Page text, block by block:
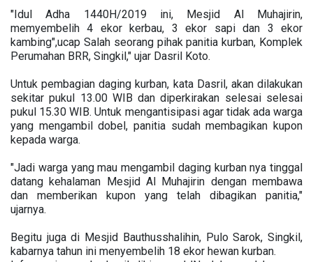
"Idul Adha 1440H/2019 ini, Mesjid Al Muhajirin,
memyembelih 4 ekor kerbau, 3 ekor sapi dan 3 ekor
kambing",ucap Salah seorang pihak panitia kurban, Komplek
Perumahan BRR, Singkil," ujar Dasril Koto.
Untuk pembagian daging kurban, kata Dasril, akan dilakukan
sekitar pukul 13.00 WIB dan diperkirakan selesai selesai
pukul 15.30 WIB. Untuk mengantisipasi agar tidak ada warga
yang mengambil dobel, panitia sudah membagikan kupon
kepada warga.
"Jadi warga yang mau mengambil daging kurban nya tinggal
datang kehalaman Mesjid Al Muhajirin dengan membawa
dan memberikan kupon yang telah dibagikan panitia,"
ujarnya.
Begitu juga di Mesjid Bauthusshalihin, Pulo Sarok, Singkil,
kabarnya tahun ini menyembelih 18 ekor hewan kurban.